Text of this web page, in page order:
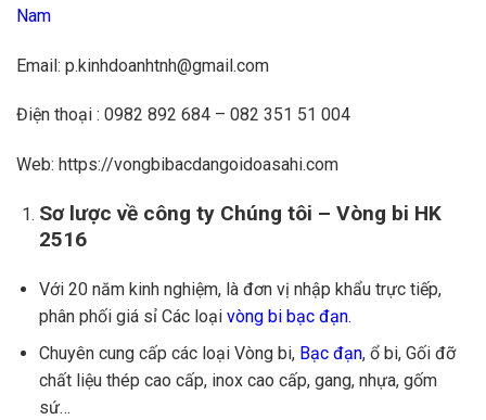
Nam
Email: p.kinhdoanhtnh@gmail.com
Điện thoại : 0982 892 684 – 082 351 51 004
Web: https://vongbibacdangoidoasahi.com
Sơ lược về công ty Chúng tôi – Vòng bi HK
2516
Với 20 năm kinh nghiệm, là đơn vị nhập khẩu trực tiếp,
phân phối giá sỉ Các loại vòng bi bạc đạn.
Chuyên cung cấp các loại Vòng bi, Bạc đạn, ổ bi, Gối đỡ
chất liệu thép cao cấp, inox cao cấp, gang, nhựa, gốm
sứ…